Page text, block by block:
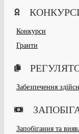
Конкурси
Гранти
Забезпечення
Запобігання та